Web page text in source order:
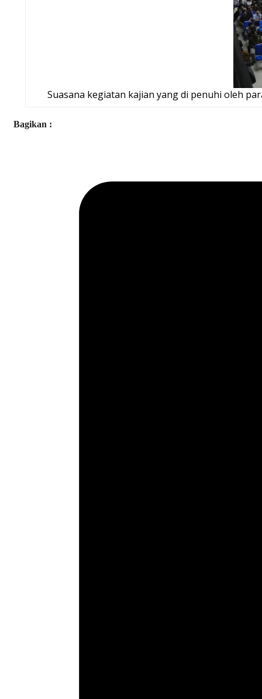
Suasana kegiatan kajian yang di penuhi oleh
Bagikan :